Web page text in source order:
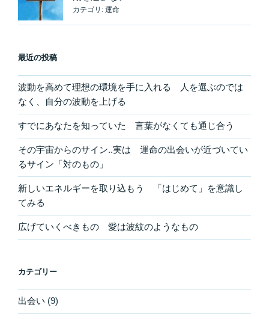
カテゴリ: 運命
最近の投稿
波動を高めて理想の環境を手に入れる 人を選ぶのでは
なく、自分の波動を上げる
すでにあなたを知っていた 言葉がなくても通じ合う
その宇宙からのサイン..実は 運命の出会いが近づいてい
るサイン「対のもの」
新しいエネルギーを取り込もう 「はじめて」を意識し
てみる
広げていくべきもの 愛は波紋のようなもの
カテゴリー
出会い (9)